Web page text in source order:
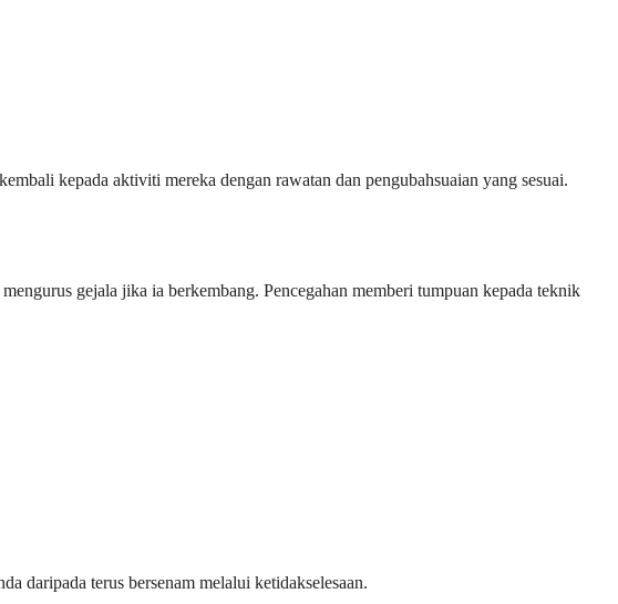
kepada aktiviti mereka dengan rawatan dan pengubahsuaian yang sesuai.
gejala jika ia berkembang. Pencegahan memberi tumpuan kepada teknik
daripada terus bersenam melalui ketidakselesaan.